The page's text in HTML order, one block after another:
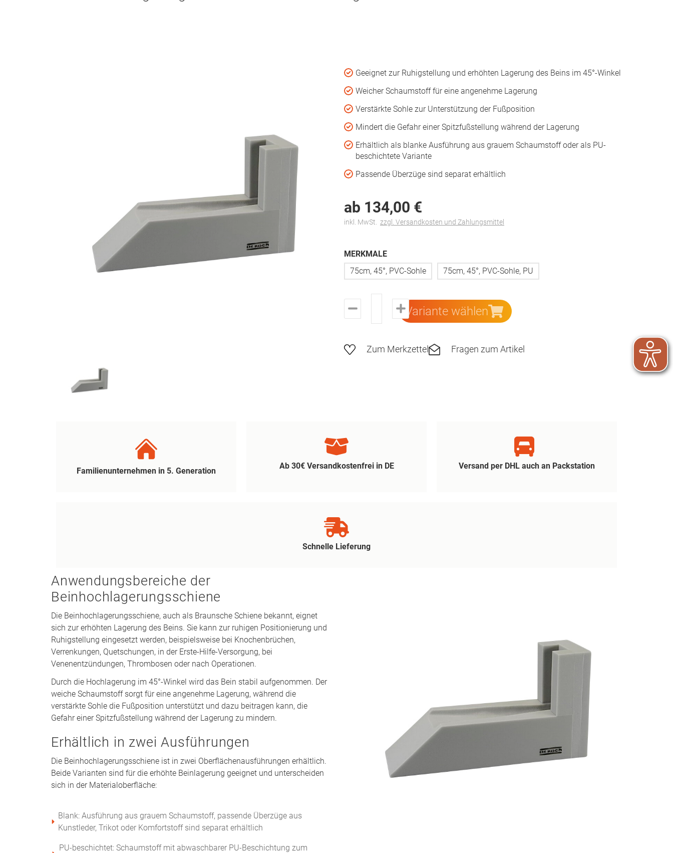
Geeignet zur Ruhigstellung und erhöhten Lagerung des Beins im 45°-Winkel
Weicher Schaumstoff für eine angenehme Lagerung
Verstärkte Sohle zur Unterstützung der Fußposition
Mindert die Gefahr einer Spitzfußstellung während der Lagerung
Erhältlich als blanke Ausführung aus grauem Schaumstoff oder als PU-
beschichtete Variante
Passende Überzüge sind separat erhältlich
ab 134,00 €
inkl. MwSt. zzgl. Versandkosten und Zahlungsmittel
MERKMALE
75cm, 45°, PVC-Sohle
75cm, 45°, PVC-Sohle, PU
Variante wählen
Zum Merkzettel Fragen zum Artikel
Familienunternehmen in 5. Generation
Ab 30€ Versandkostenfrei in DE Versand per DHL auch an Packstation
Schnelle Lieferung
Anwendungsbereiche der
Beinhochlagerungsschiene
Die Beinhochlagerungsschiene, auch als Braunsche Schiene bekannt, eignet
sich zur erhöhten Lagerung des Beins. Sie kann zur ruhigen Positionierung und
Ruhigstellung eingesetzt werden, beispielsweise bei Knochenbrüchen,
Verrenkungen, Quetschungen, in der Erste-Hilfe-Versorgung, bei
Venenentzündungen, Thrombosen oder nach Operationen.
Durch die Hochlagerung im 45°-Winkel wird das Bein stabil aufgenommen. Der
weiche Schaumstoff sorgt für eine angenehme Lagerung, während die
verstärkte Sohle die Fußposition unterstützt und dazu beitragen kann, die
Gefahr einer Spitzfußstellung während der Lagerung zu mindern.
Erhältlich in zwei Ausführungen
Die Beinhochlagerungsschiene ist in zwei Oberflächenausführungen erhältlich.
Beide Varianten sind für die erhöhte Beinlagerung geeignet und unterscheiden
sich in der Materialoberfläche:
Blank: Ausführung aus grauem Schaumstoff, passende Überzüge aus
Kunstleder, Trikot oder Komfortstoff sind separat erhältlich
PU-beschichtet: Schaumstoff mit abwaschbarer PU-Beschichtung zum